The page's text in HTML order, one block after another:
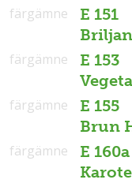
E 151
färgämne
E 153
färgämne
E 155
Brun
färgämne
E 160a
färgämne